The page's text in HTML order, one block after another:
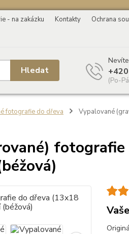
- na zakázku Kontakty
Ochrana
Hledat
(Po-
fotografie do dřeva
Vypalované